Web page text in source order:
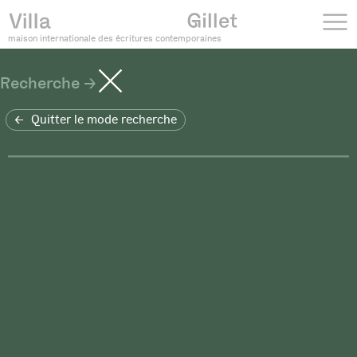
maison internationale des écritures contemporaines
Recherche
Quitter le mode recherche